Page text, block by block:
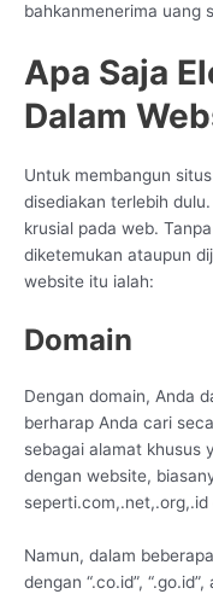
bahkanmenerima uang
Apa Saja
Dalam
Untuk membangun
disediakan terlebih
krusial pada web.
diketemukan ataupun
website itu ialah:
Domain
Dengan domain, Anda
berharap Anda cari
sebagai alamat khusus
dengan website,
seperti.com,.net,.org,.id
Namun, dalam
dengan “.co.id”,